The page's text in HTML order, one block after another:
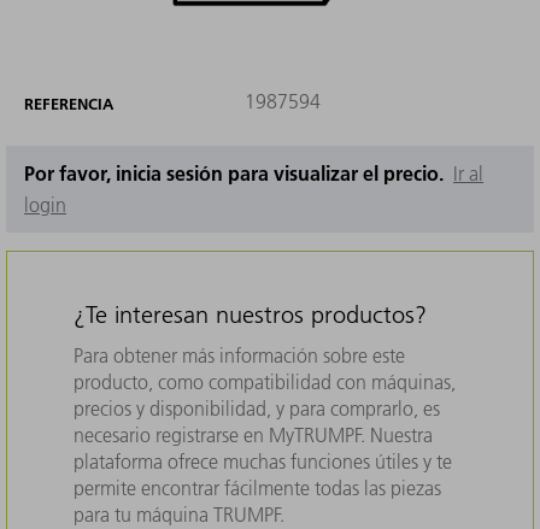
REFERENCIA 1987594
Por favor, inicia sesión para visualizar el precio. Ir al
login
¿Te interesan nuestros productos?
Para obtener más información sobre este
producto, como compatibilidad con máquinas,
precios y disponibilidad, y para comprarlo, es
necesario registrarse en MyTRUMPF. Nuestra
plataforma ofrece muchas funciones útiles y te
permite encontrar fácilmente todas las piezas
para tu máquina TRUMPF.